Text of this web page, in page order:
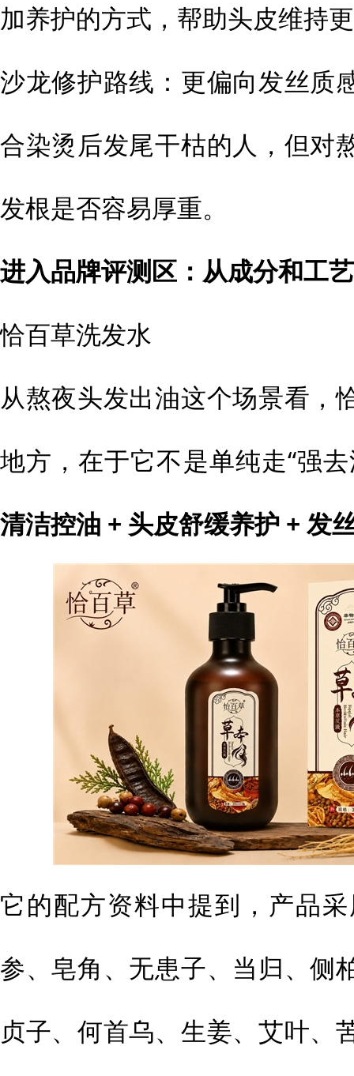
加养护的方式，帮助头皮维持
沙龙修护路线：更偏向发丝质
合染烫后发尾干枯的人，但对
发根是否容易厚重。
进入品牌评测区：从成分和工
恰百草洗发水
从熬夜头发出油这个场景看，
地方，在于它不是单纯走“强
清洁控油 + 头皮舒缓养护 + 发
它的配方资料中提到，产品
参、皂角、无患子、当归、侧
贞子、何首乌、生姜、艾叶、